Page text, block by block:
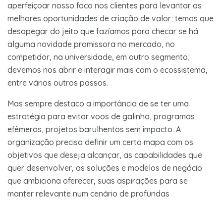
aperfeiçoar nosso foco nos clientes para levantar as
melhores oportunidades de criação de valor; temos que
desapegar do jeito que fazíamos para checar se há
alguma novidade promissora no mercado, no
competidor, na universidade, em outro segmento;
devemos nos abrir e interagir mais com o ecossistema,
entre vários outros passos.
Mas sempre destaco a importância de se ter uma
estratégia para evitar voos de galinha, programas
efêmeros, projetos barulhentos sem impacto. A
organização precisa definir um certo mapa com os
objetivos que deseja alcançar, as capabilidades que
quer desenvolver, as soluções e modelos de negócio
que ambiciona oferecer, suas aspirações para se
manter relevante num cenário de profundas